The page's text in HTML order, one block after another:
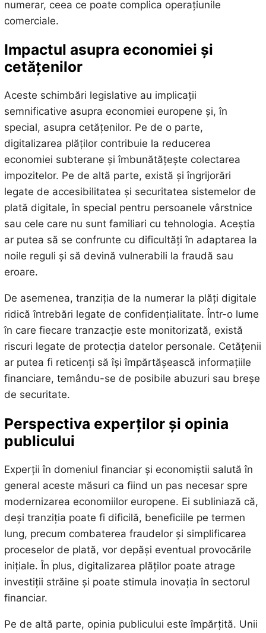
numerar, ceea ce poate complica operațiunile
comerciale.
Impactul asupra economiei și
cetățenilor
Aceste schimbări legislative au implicații
semnificative asupra economiei europene și, în
special, asupra cetățenilor. Pe de o parte,
digitalizarea plăților contribuie la reducerea
economiei subterane și îmbunătățește colectarea
impozitelor. Pe de altă parte, există și îngrijorări
legate de accesibilitatea și securitatea sistemelor de
plată digitale, în special pentru persoanele vârstnice
sau cele care nu sunt familiari cu tehnologia. Aceștia
ar putea să se confrunte cu dificultăți în adaptarea la
noile reguli și să devină vulnerabili la fraudă sau
eroare.
De asemenea, tranziția de la numerar la plăți digitale
ridică întrebări legate de confidențialitate. Într-o lume
în care fiecare tranzacție este monitorizată, există
riscuri legate de protecția datelor personale. Cetățenii
ar putea fi reticenți să își împărtășească informațiile
financiare, temându-se de posibile abuzuri sau breșe
de securitate.
Perspectiva experților și opinia
publicului
Experții în domeniul financiar și economiștii salută în
general aceste măsuri ca fiind un pas necesar spre
modernizarea economiilor europene. Ei subliniază că,
deși tranziția poate fi dificilă, beneficiile pe termen
lung, precum combaterea fraudelor și simplificarea
proceselor de plată, vor depăși eventual provocările
inițiale. În plus, digitalizarea plăților poate atrage
investiții străine și poate stimula inovația în sectorul
financiar.
Pe de altă parte, opinia publicului este împărțită. Unii